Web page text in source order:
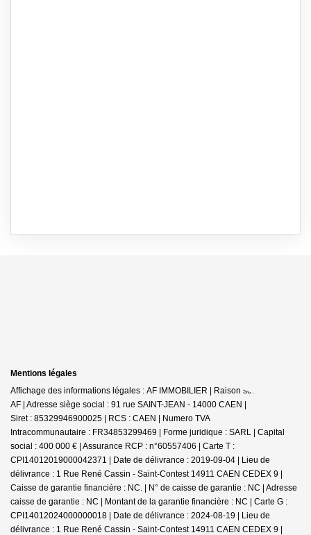
Mentions légales
Affichage des informations légales : AF IMMOBILIER | Raison sociale : SARL
AF | Adresse siège social : 91 rue SAINT-JEAN - 14000 CAEN |
Siret : 85329946900025 | RCS : CAEN | Numero TVA
Intracommunautaire : FR34853299469 | Forme juridique : SARL | Capital
social : 400 000 € | Assurance RCP : n°60557406 | Carte T :
CPI14012019000042371 | Date de délivrance : 2019-09-04 | Lieu de
délivrance : 1 Rue René Cassin - Saint-Contest 14911 CAEN CEDEX 9 |
Caisse de garantie financière : NC. | N° de caisse de garantie : NC | Adresse
caisse de garantie : NC | Montant de la garantie financière : NC | Carte G :
CPI14012024000000018 | Date de délivrance : 2024-08-19 | Lieu de
délivrance : 1 Rue René Cassin - Saint-Contest 14911 CAEN CEDEX 9 |